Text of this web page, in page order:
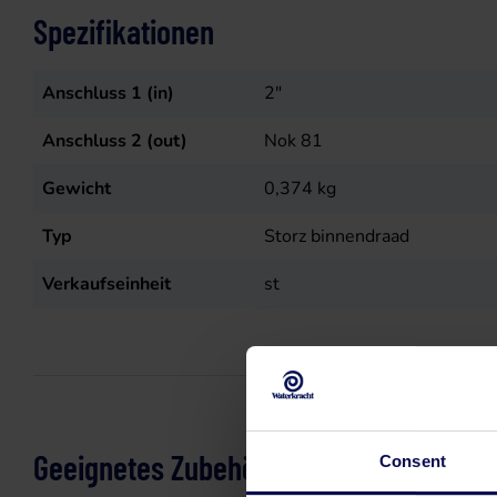
Consent
Spezifikationen
Anschluss 1 (in)
2"
Anschluss 2 (out)
Nok 81
Gewicht
0,374 kg
Typ
Storz binnendraad
Verkaufseinheit
st
Geeignetes Zubehör